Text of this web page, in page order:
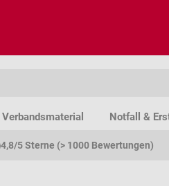
Verbandsmaterial Notfall &
4,8/5 Sterne (> 1000 Bewertungen)